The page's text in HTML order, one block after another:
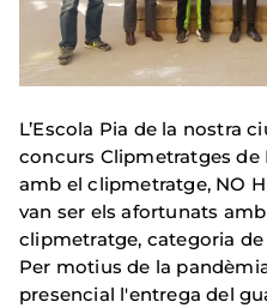
L’Escola Pia de la nostra
concurs Clipmetratges de
amb el clipmetratge, NO
van ser els afortunats
clipmetratge, categoria
Per motius de la
presencial l'entrega del